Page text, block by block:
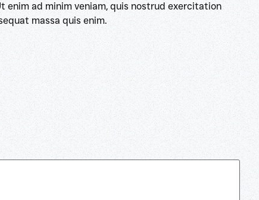
ad minim veniam, quis nostrud exercitation
massa quis enim.